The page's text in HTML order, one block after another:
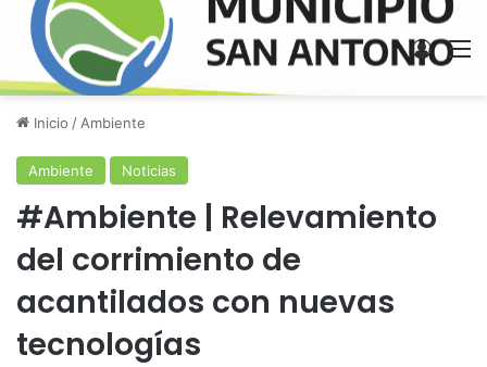
Inicio / Ambiente
Ambiente Noticias
#Ambiente | Relevamiento
del corrimiento de
acantilados con nuevas
tecnologías